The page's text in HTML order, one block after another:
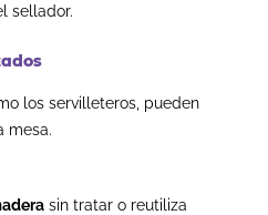
sellador.
los servilleteros, pueden
mesa.
sin tratar o reutiliza